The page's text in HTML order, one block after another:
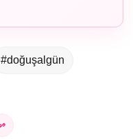
#doğuşalgün